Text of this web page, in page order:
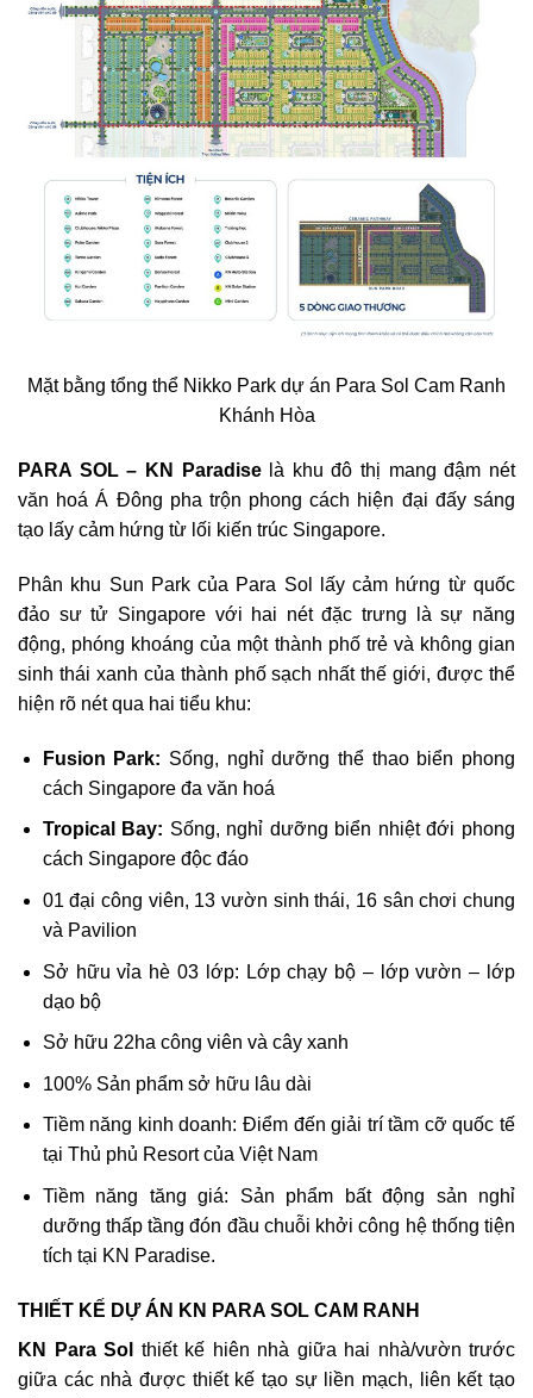
Mặt bằng tổng thể Nikko Park dự án Para Sol Cam Ranh
Khánh Hòa
PARA SOL – KN Paradiselà khu đô thị mang đậm nét
văn hoá Á Đông pha trộn phong cách hiện đại đấy sáng
tạo lấy cảm hứng từ lối kiến trúc Singapore.
Phân khu Sun Park của Para Sol lấy cảm hứng từ quốc
đảo sư tử Singapore với hai nét đặc trưng là sự năng
động, phóng khoáng của một thành phố trẻ và không gian
sinh thái xanh của thành phố sạch nhất thế giới, được thể
hiện rõ nét qua hai tiểu khu:
Fusion Park: Sống, nghỉ dưỡng thể thao biển phong
cách Singapore đa văn hoá
Tropical Bay: Sống, nghỉ dưỡng biển nhiệt đới phong
cách Singapore độc đáo
01 đại công viên, 13 vườn sinh thái, 16 sân chơi chung
và Pavilion
Sở hữu vỉa hè 03 lớp: Lớp chạy bộ – lớp vườn – lớp
dạo bộ
Sở hữu 22ha công viên và cây xanh
100% Sản phẩm sở hữu lâu dài
Tiềm năng kinh doanh: Điểm đến giải trí tầm cỡ quốc tế
tại Thủ phủ Resort của Việt Nam
Tiềm năng tăng giá: Sản phẩm bất động sản nghỉ
dưỡng thấp tầng đón đầu chuỗi khởi công hệ thống tiện
tích tại KN Paradise.
THIẾT KẾ DỰ ÁN KN PARA SOL CAM RANH
KN Para Sol
thiết kế hiên nhà giữa hai nhà/vườn trước
giữa các nhà được thiết kế tạo sự liền mạch, liên kết tạo